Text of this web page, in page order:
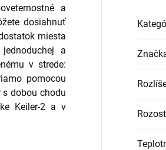
a
dosiahnuť
miesta
a
v strede:
pomocou
s dobou chodu
Keiler-2 a v